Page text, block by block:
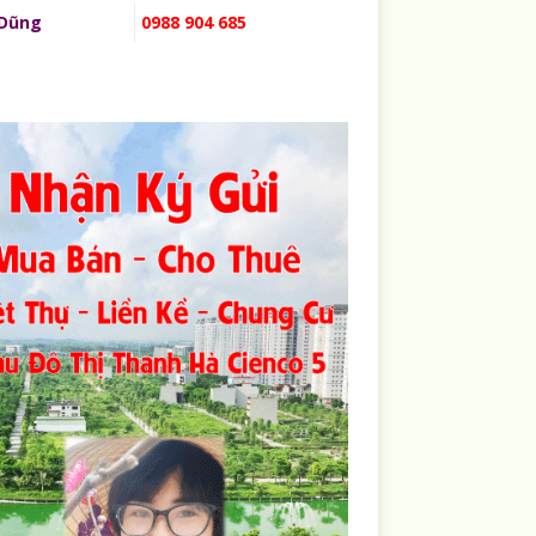
0988 904 685